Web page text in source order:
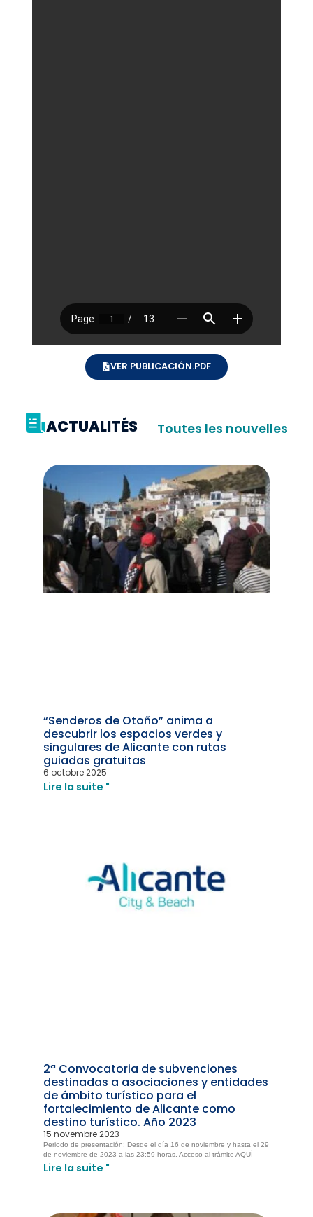
VER PUBLICACIÓN.PDF
ACTUALITÉS Toutes les nouvelles
“Senderos de Otoño” anima a
descubrir los espacios verdes y
singulares de Alicante con rutas
guiadas gratuitas
6 octobre 2025
Lire la suite "
2ª Convocatoria de subvenciones
destinadas a asociaciones y entidades
de ámbito turístico para el
fortalecimiento de Alicante como
destino turístico. Año 2023
15 novembre 2023
Periodo de presentación: Desde el día 16 de noviembre y hasta el 29
de noviembre de 2023 a las 23:59 horas. Acceso al trámite AQUÍ
Lire la suite "